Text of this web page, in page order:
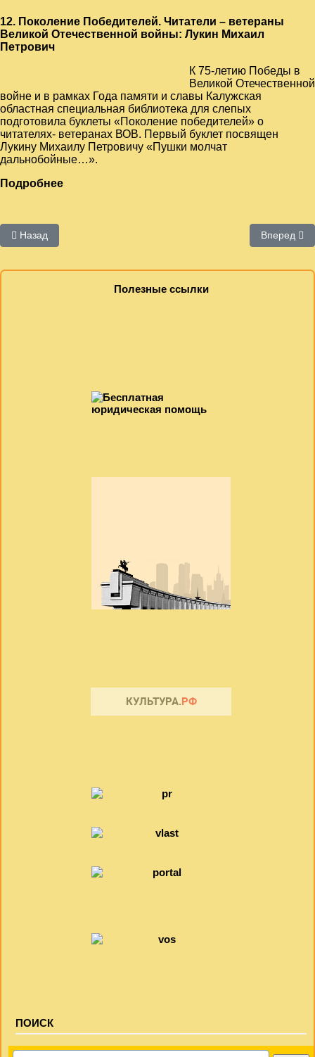
12. Поколение Победителей. Читатели – ветераны
Великой Отечественной войны: Лукин Михаил
Петрович
К 75-летию Победы в
Великой Отечественной
войне и в рамках Года памяти и славы Калужская
областная специальная библиотека для слепых
подготовила буклеты «Поколение победителей» о
читателях- ветеранах ВОВ. Первый буклет посвящен
Лукину Михаилу Петровичу «Пушки молчат
дальнобойные…».
Подробнее
Предыдущий: Пособия по работе с людьми с ограниченными
Назад Вперед
Полезные ссылки
ПОИСК